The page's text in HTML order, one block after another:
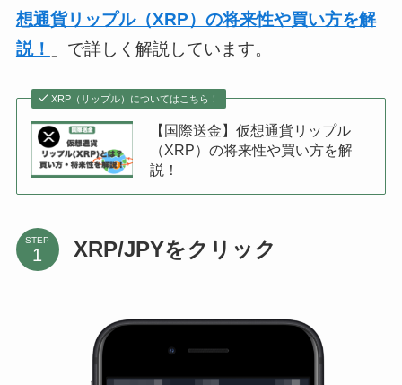
想通貨リップル（XRP）の将来性や買い方を解
説！
」で詳しく解説しています。
XRP（リップル）についてはこちら！
【国際送金】仮想通貨リップル
（XRP）の将来性や買い方を解
説！
STEP XRP/JPYをクリック